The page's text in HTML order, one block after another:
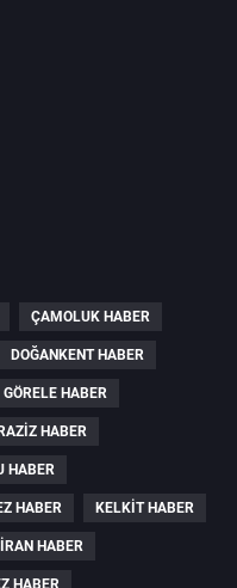
ÇAMOLUK HABER
DOĞANKENT HABER
GÖRELE HABER
HABER
HABER
HABER KELKIT HABER
HABER
HABER